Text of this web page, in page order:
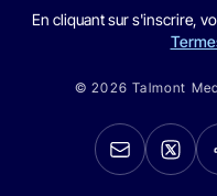
En cliquant sur s'inscrire,
© 2026 Talmont